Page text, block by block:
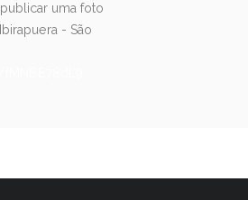
uma foto
- São